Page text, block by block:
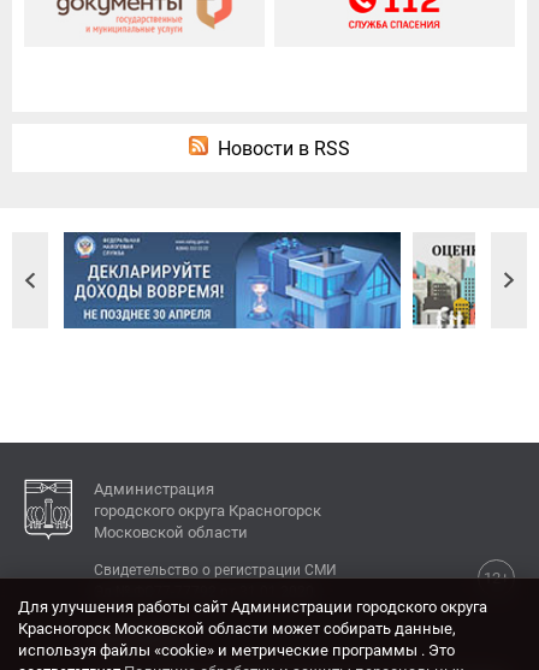
Новости в RSS
Администрация
городского округа Красногорск
Московской области
12+
Свидетельство о регистрации СМИ
КОНТАКТЫ
Для улучшения работы сайт Администрации городского округа
Красногорск Московской области может собирать данные,
используя файлы «cookie» и метрические программы . Это